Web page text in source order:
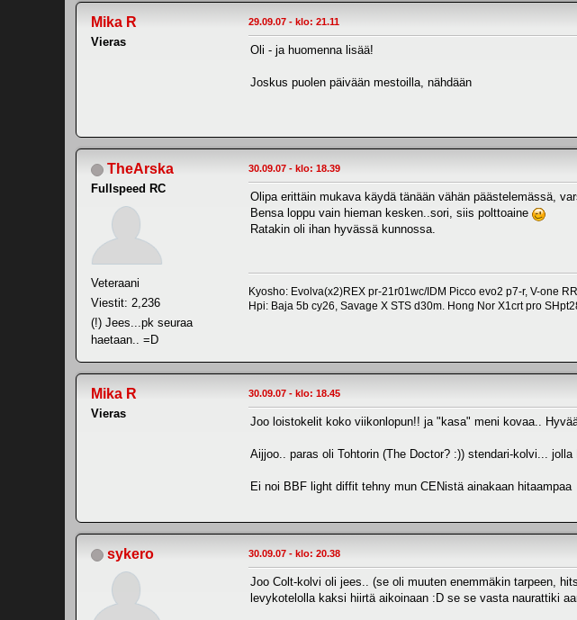
Mika R
Vieras
29.09.07 - klo: 21.11
Oli - ja huomenna lisää!
Joskus puolen päivään mestoilla, nähdään
TheArska
Fullspeed RC
Veteraani
Viestit: 2,236
(!) Jees...pk seuraa
haetaan.. =D
30.09.07 - klo: 18.39
Olipa erittäin mukava käydä tänään vähän päästelemässä,
Bensa loppu vain hieman kesken..sori, siis polttoaine
Ratakin oli ihan hyvässä kunnossa.
Kyosho: Evolva(x2)REX pr-21r01wc/IDM Picco evo2 p7-r, V-one
Hpi: Baja 5b cy26, Savage X STS d30m. Hong Nor X1crt pro
Mika R
Vieras
30.09.07 - klo: 18.45
Joo loistokelit koko viikonlopun!! ja "kasa" meni kovaa..
Aijjoo.. paras oli Tohtorin (The Doctor? :)) stendari-kolvi...
Ei noi BBF light diffit tehny mun CENistä ainakaan hitaampaa
sykero 30.09.07 - klo: 20.38
Joo Colt-kolvi oli jees.. (se oli muuten enemmäkin tarpeen,
levykotelolla kaksi hiirtä aikoinaan :D se se vasta naurattiki